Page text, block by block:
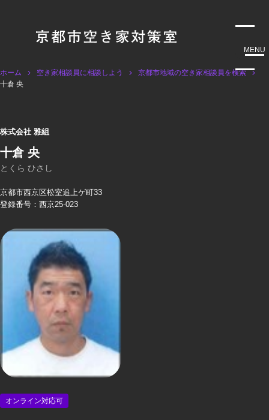
MENU
ホーム 空き家相談員に相談しよう
京都市地域の空き家相談員を検索
十倉 央
株式会社 雅組
十倉 央
とくら ひさし
京都市西京区松室追上ゲ町33
登録番号：西京25-023
オンライン対応可